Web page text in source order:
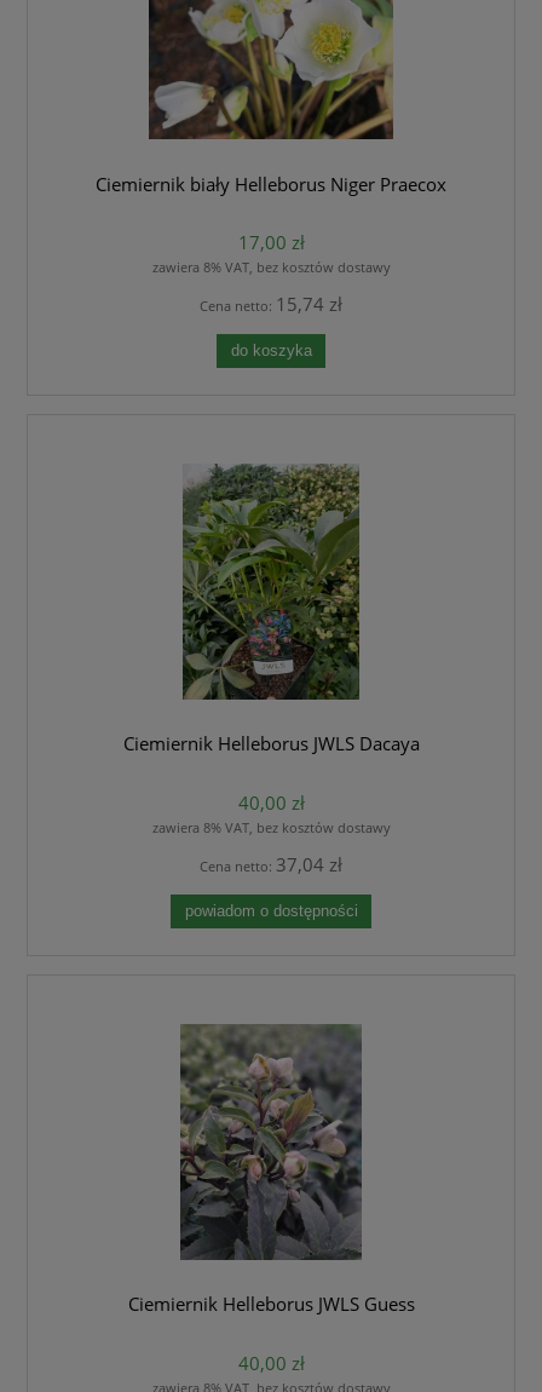
Ciemiernik biały Helleborus Niger Praecox
17,00 zł
zawiera 8% VAT, bez kosztów dostawy
Cena netto: 15,74 zł
do koszyka
Ciemiernik Helleborus JWLS Dacaya
40,00 zł
zawiera 8% VAT, bez kosztów dostawy
Cena netto: 37,04 zł
powiadom o dostępności
Ciemiernik Helleborus JWLS Guess
40,00 zł
zawiera 8% VAT, bez kosztów dostawy